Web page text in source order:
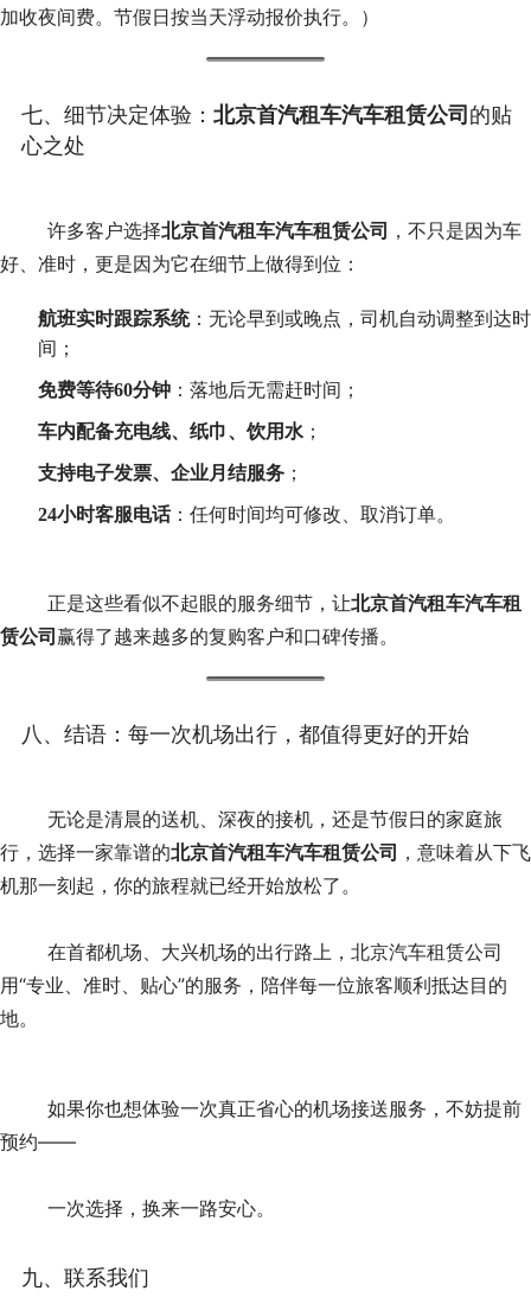
加收夜间费。节假日按当天浮动报价执行。 ）
七、细节决定体验： 北京首汽租车汽车租赁公司 的贴
心之处
	许多客户选择
北京首汽租车汽车租赁公司 ，不只是因为车
好、准时，更是因为它在细节上做得到位：
航班实时跟踪系统：无论早到或晚点，司机自动调整到达时
间；
免费等待60分钟 ：落地后无需赶时间；
车内配备充电线、纸巾、饮用水 ；
支持电子发票、企业月结服务 ；
24小时客服电话：任何时间均可修改、取消订单。
	正是这些看似不起眼的服务细节，让
北京首汽租车汽车租
赁公司 赢得了越来越多的复购客户和口碑传播。
八、结语：每一次机场出行，都值得更好的开始
行，选择一家靠谱的北京首汽租车汽车租赁公司 ，意味着从下飞
机那一刻起，你的旅程就已经开始放松了。
用“专业、准时、贴心”的服务，陪伴每一位旅客顺利抵达目的
地。
预约——
	一次选择，换来一路安心。
九、联系我们